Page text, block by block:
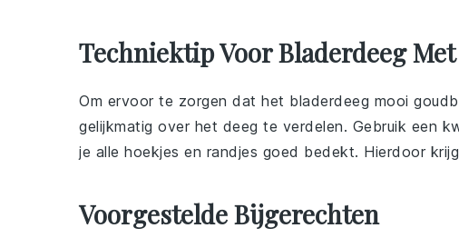
Techniektip Voor Bladerdeeg
Om ervoor te zorgen dat het bladerdeeg mooi
gelijkmatig over het deeg te verdelen. Gebruik een
je alle hoekjes en randjes goed bedekt. Hierdoor
Voorgestelde Bijgerechten